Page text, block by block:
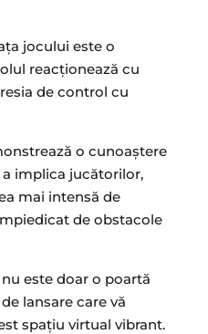
jocului este o
reacționează cu
de control cu
o cunoaștere
implica jucătorilor,
mai intensă de
de obstacole
este doar o poartă
lansare care vă
spațiu virtual vibrant.